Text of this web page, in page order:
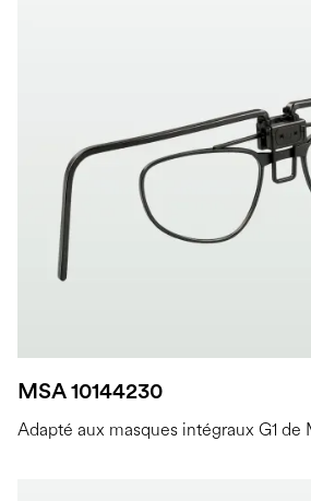
MSA 10144230
Adapté aux masques intégraux G1 de